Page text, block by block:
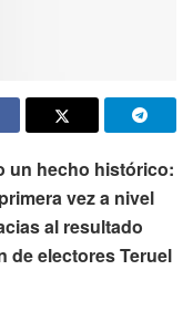
un hecho histórico:
vez a nivel
al resultado
de electores Teruel